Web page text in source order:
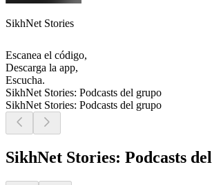
SikhNet Stories
Escanea el código,
Descarga la app,
Escucha.
SikhNet Stories: Podcasts del grupo
SikhNet Stories: Podcasts del grupo
SikhNet Stories: Podcasts